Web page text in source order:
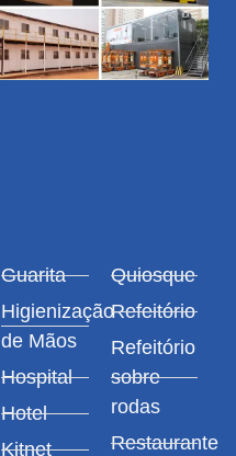
Guarita
Higienização
de Mãos
Hospital
Hotel
Kitnet
Quiosque
Refeitório
Refeitório
sobre
rodas
Restaurante